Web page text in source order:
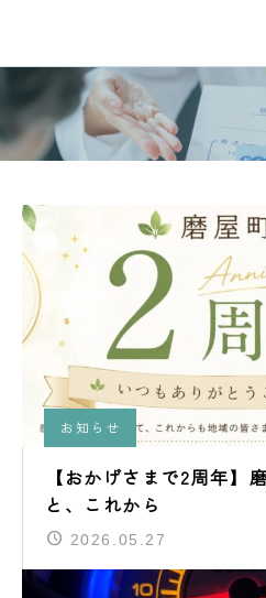
お知らせ
【おかげさまで2周年】
と、これから
2026.05.27